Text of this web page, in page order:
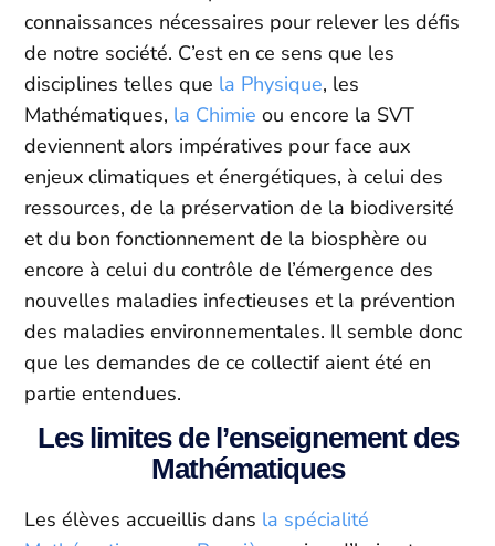
connaissances nécessaires pour relever les défis
de notre société. C’est en ce sens que les
disciplines telles que la Physique, les
Mathématiques, la Chimie ou encore la SVT
deviennent alors impératives pour face aux
enjeux climatiques et énergétiques, à celui des
ressources, de la préservation de la biodiversité
et du bon fonctionnement de la biosphère ou
encore à celui du contrôle de l’émergence des
nouvelles maladies infectieuses et la prévention
des maladies environnementales. Il semble donc
que les demandes de ce collectif aient été en
partie entendues.
Les limites de l’enseignement des
Mathématiques
Les élèves accueillis dans la spécialité